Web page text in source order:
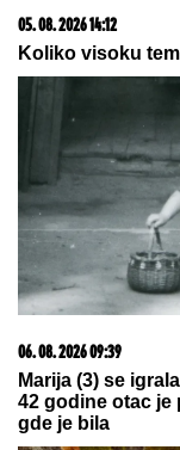
Komfor po meri
banke